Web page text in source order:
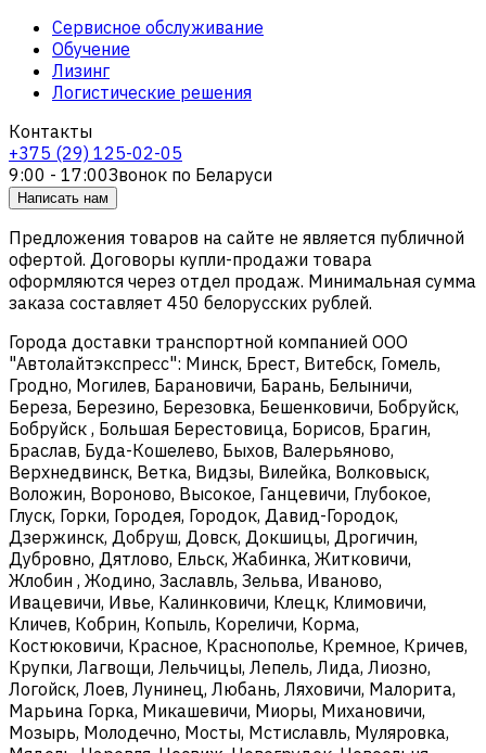
Сервисное обслуживание
Обучение
Лизинг
Логистические решения
Контакты
+375 (29) 125-02-05
9:00 - 17:00Звонок по Беларуси
Написать нам
Предложения товаров на сайте не является публичной
офертой. Договоры купли-продажи товара
оформляются через отдел продаж. Минимальная сумма
заказа составляет 450 белорусских рублей.
Города доставки транспортной компанией ООО
"Автолайтэкспресс": Минск, Брест, Витебск, Гомель,
Гродно, Могилев, Барановичи, Барань, Белыничи,
Береза, Березино, Березовка, Бешенковичи, Бобруйск,
Бобруйск , Большая Берестовица, Борисов, Брагин,
Браслав, Буда-Кошелево, Быхов, Валерьяново,
Верхнедвинск, Ветка, Видзы, Вилейка, Волковыск,
Воложин, Вороново, Высокое, Ганцевичи, Глубокое,
Глуск, Горки, Городея, Городок, Давид-Городок,
Дзержинск, Добруш, Довск, Докшицы, Дрогичин,
Дубровно, Дятлово, Ельск, Жабинка, Житковичи,
Жлобин , Жодино, Заславль, Зельва, Иваново,
Ивацевичи, Ивье, Калинковичи, Клецк, Климовичи,
Кличев, Кобрин, Копыль, Кореличи, Корма,
Костюковичи, Красное, Краснополье, Кремное, Кричев,
Крупки, Лагвощи, Лельчицы, Лепель, Лида, Лиозно,
Логойск, Лоев, Лунинец, Любань, Ляховичи, Малорита,
Марьина Горка, Микашевичи, Миоры, Михановичи,
Мозырь, Молодечно, Мосты, Мстиславль, Муляровка,